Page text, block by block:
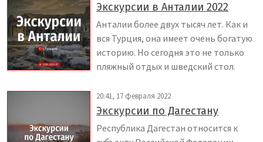
Экскурсии в Анталии 2022
Анталии более двух тысяч лет. Как и
вся Турция, она имеет очень богатую
историю. Но сегодня это не только
пляжный отдых и шведский стол.
20:41, 17 февраля 2022
Экскурсии по Дагестану
Республика Дагестан относится к